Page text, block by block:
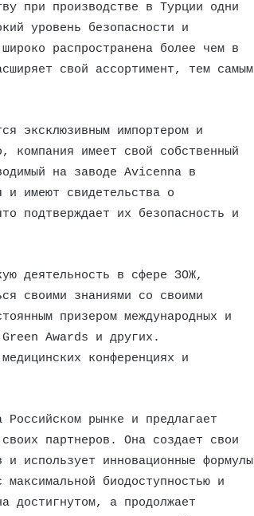
при производстве в Турции одни
уровень безопасности и
распространена более чем в
свой ассортимент, тем самым
эксклюзивным импортером и
компания имеет свой собственный
на заводе Avicenna в
и имеют свидетельства о
подтверждает их безопасность и
деятельность в сфере ЗОЖ,
своими знаниями со своими
призером международных и
Green Awards и других.
конференциях и
Российском рынке и предлагает
партнеров. Она создает свои
использует инновационные формулы
биодоступностью и
достигнутом, а продолжает